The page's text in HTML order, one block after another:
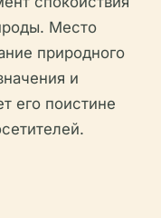
Место
природного
и
его поистине